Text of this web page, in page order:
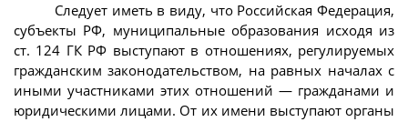
Следует иметь в виду, что Российская Федерация,
субъекты РФ, муниципальные образования исходя из
ст. 124 ГК РФ выступают в отношениях, регулируемых
гражданским законодательством, на равных началах с
иными участниками этих отношений — гражданами и
юридическими лицами. От их имени выступают органы